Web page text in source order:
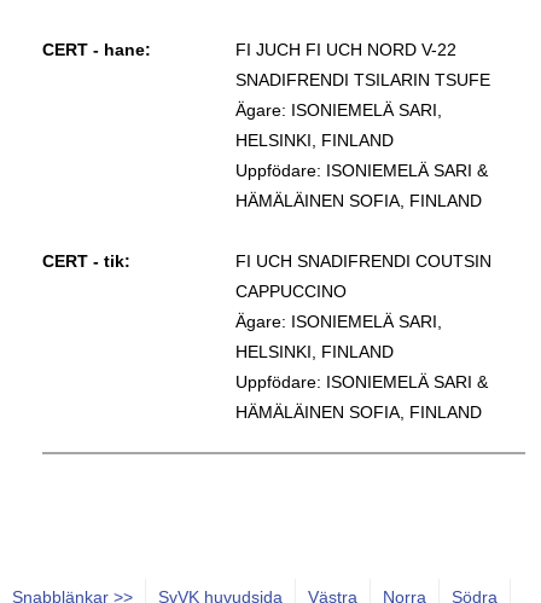
CERT - hane:
FI JUCH FI UCH NORD V-22
SNADIFRENDI TSILARIN TSUFE
Ägare: ISONIEMELÄ SARI,
HELSINKI, FINLAND
Uppfödare: ISONIEMELÄ SARI &
HÄMÄLÄINEN SOFIA, FINLAND
CERT - tik:
FI UCH SNADIFRENDI COUTSIN
CAPPUCCINO
Ägare: ISONIEMELÄ SARI,
HELSINKI, FINLAND
Uppfödare: ISONIEMELÄ SARI &
HÄMÄLÄINEN SOFIA, FINLAND
Snabblänkar >> SvVK huvudsida Västra Norra Södra